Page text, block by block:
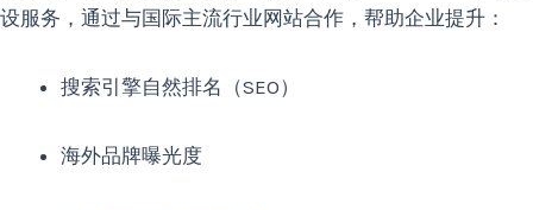
设服务，通过与国际主流行业网站合作，帮助企业提升：
搜索引擎自然排名（SEO）
海外品牌曝光度